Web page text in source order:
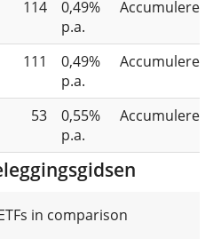
114
0,49%
p.a.
111
0,49%
p.a.
53
0,55%
p.a.
in comparison